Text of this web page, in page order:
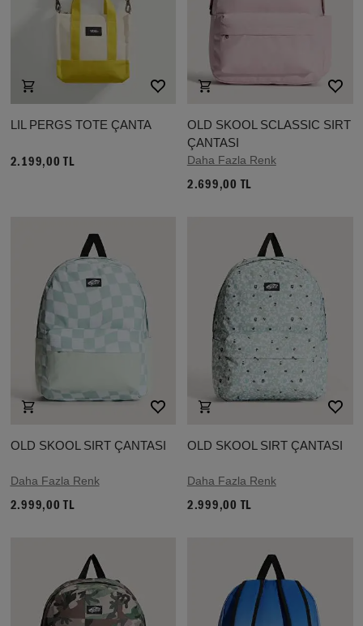
LIL PERGS TOTE ÇANTA
2.199,00 TL
OLD SKOOL SCLASSIC SIRT
ÇANTASI
Daha Fazla Renk
2.699,00 TL
OLD SKOOL SIRT ÇANTASI
Daha Fazla Renk
2.999,00 TL
OLD SKOOL SIRT ÇANTASI
Daha Fazla Renk
2.999,00 TL